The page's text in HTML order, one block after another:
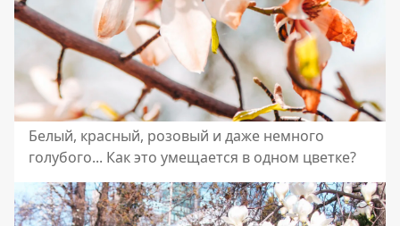
Белый, красный, розовый и даже немного
голубого... Как это умещается в одном цветке?